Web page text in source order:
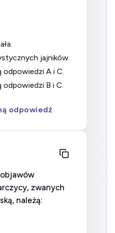
jajników.
odpowiedzi A i C.
odpowiedzi B i C.
odpowiedź
zwanych
należą: